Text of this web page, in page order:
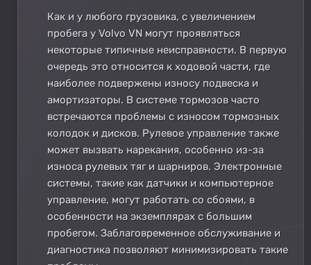
Как и у любого грузовика, с увеличением
пробега у Volvo VN могут проявляться
некоторые типичные неисправности. В первую
очередь это относится к ходовой части, где
наиболее подвержены износу подвеска и
амортизаторы. В системе тормозов часто
встречаются проблемы с износом тормозных
колодок и дисков. Рулевое управление также
может вызвать нарекания, особенно из-за
износа рулевых тяг и шарниров. Электронные
системы, такие как датчики и компьютерное
управление, могут работать со сбоями, в
особенности на экземплярах с большим
пробегом. Заблаговременное обслуживание и
диагностика позволяют минимизировать такие